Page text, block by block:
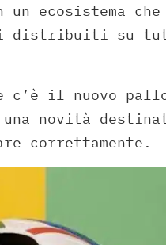
ecosistema
distribuiti su
c’è il nuovo
novità
correttamente.